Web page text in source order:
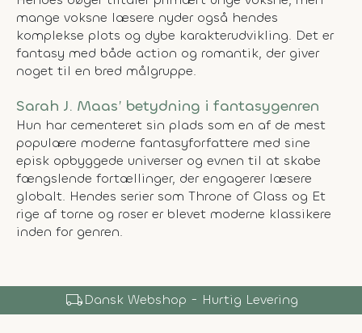
mange voksne læsere nyder også hendes
komplekse plots og dybe karakterudvikling. Det er
fantasy med både action og romantik, der giver
noget til en bred målgruppe.
Sarah J. Maas’ betydning i fantasygenren
Hun har cementeret sin plads som en af de mest
populære moderne fantasyforfattere med sine
episk opbyggede universer og evnen til at skabe
fængslende fortællinger, der engagerer læsere
globalt. Hendes serier som Throne of Glass og Et
rige af torne og roserer blevet moderne klassikere
inden for genren.
shopping_bagOver 150.000 Produkter